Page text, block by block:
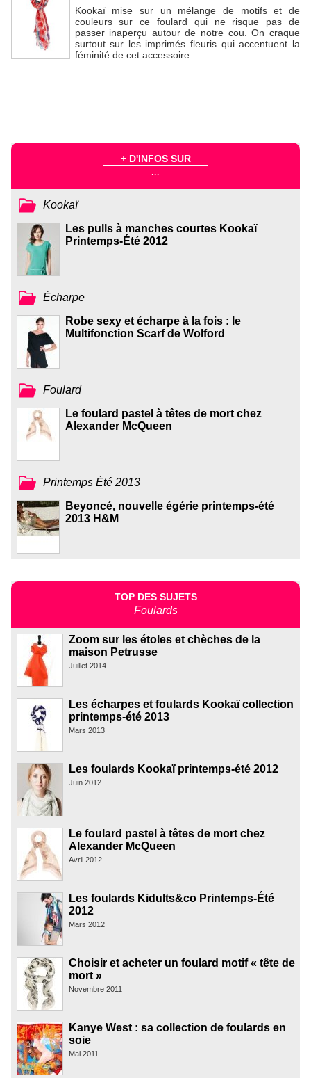
Kookaï mise sur un mélange de motifs et de
couleurs sur ce foulard qui ne risque pas de
passer inaperçu autour de notre cou. On craque
surtout sur les imprimés fleuris qui accentuent la
féminité de cet accessoire.
+ D'INFOS SUR
...
Kookaï
Les pulls à manches courtes Kookaï
Printemps-Été 2012
Écharpe
Robe sexy et écharpe à la fois : le
Multifonction Scarf de Wolford
Foulard
Le foulard pastel à têtes de mort chez
Alexander McQueen
Printemps Été 2013
Beyoncé, nouvelle égérie printemps-été
2013 H&M
TOP DES SUJETS
Foulards
Zoom sur les étoles et chèches de la
maison Petrusse
Juillet 2014
Les écharpes et foulards Kookaï collection
printemps-été 2013
Mars 2013
Les foulards Kookaï printemps-été 2012
Juin 2012
Le foulard pastel à têtes de mort chez
Alexander McQueen
Avril 2012
Les foulards Kidults&co Printemps-Été
2012
Mars 2012
Choisir et acheter un foulard motif « tête de
mort »
Novembre 2011
Kanye West : sa collection de foulards en
soie
Mai 2011